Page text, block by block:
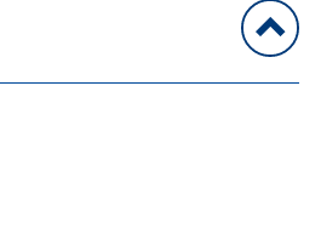
Telefonanruf, wenn Ihr
Ihr E-Mail-Programm)